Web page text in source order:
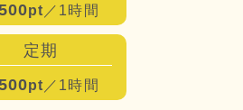
pt ／1時間
定期
pt ／1時間